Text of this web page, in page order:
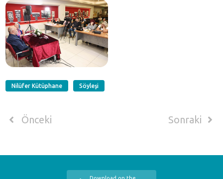
Nilüfer Kütüphane Söyleşi
Önceki Sonraki